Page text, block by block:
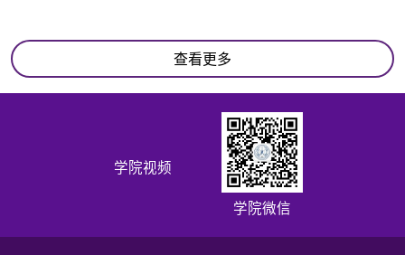
查看更多
学院视频
学院微信